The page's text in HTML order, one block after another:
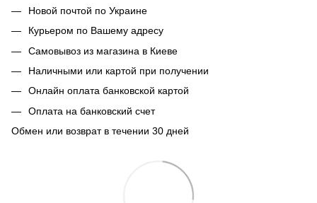
Новой почтой по Украине
Курьером по Вашему адресу
Самовывоз из магазина в Киеве
Наличными или картой при получении
Онлайн оплата банковской картой
Оплата на банковский счет
Обмен или возврат в течении 30 дней